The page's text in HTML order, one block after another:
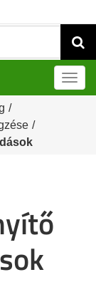
/
/